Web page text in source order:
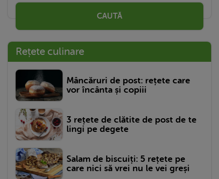
CAUTĂ
Rețete culinare
Mâncăruri de post: rețete care
vor încânta și copiii
3 rețete de clătite de post de te
lingi pe degete
Salam de biscuiți: 5 rețete pe
care nici să vrei nu le vei greși